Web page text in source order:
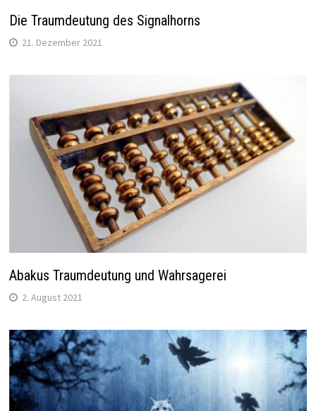
Die Traumdeutung des Signalhorns
21. Dezember 2021
Abakus Traumdeutung und Wahrsagerei
2. August 2021